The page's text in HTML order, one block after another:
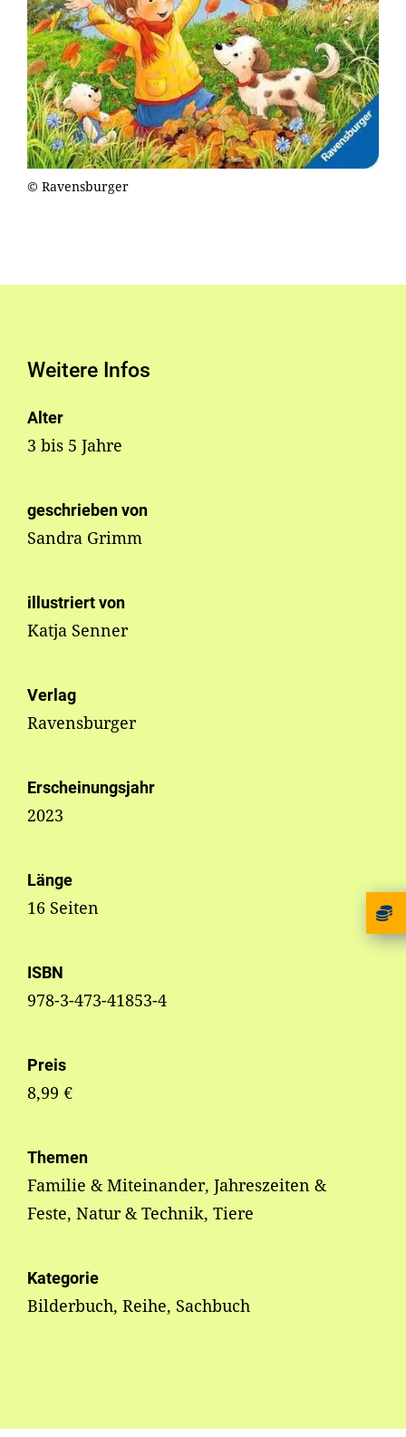
© Ravensburger
Weitere Infos
Alter
3 bis 5 Jahre
geschrieben von
Sandra Grimm
illustriert von
Katja Senner
Verlag
Ravensburger
Erscheinungsjahr
2023
Länge
16 Seiten
ISBN
978-3-473-41853-4
Preis
8,99 €
Themen
Familie & Miteinander, Jahreszeiten &
Feste, Natur & Technik, Tiere
Kategorie
Bilderbuch, Reihe, Sachbuch